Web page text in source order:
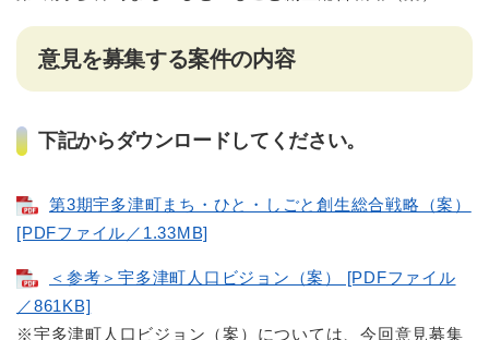
意見を募集する案件の内容
下記からダウンロードしてください。
第3期宇多津町まち・ひと・しごと創生総合戦略（案）
[PDFファイル／1.33MB]
＜参考＞宇多津町人口ビジョン（案） [PDFファイル
／861KB]
※宇多津町人口ビジョン（案）については、今回意見募集